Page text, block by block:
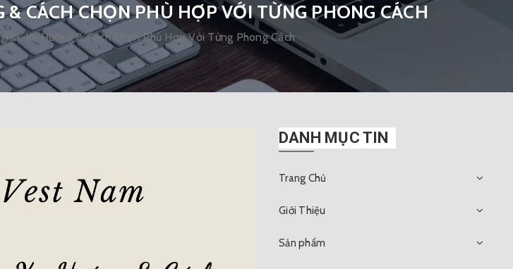
CÁCH CHỌN PHÙ HỢP VỚI TỪNG PHONG CÁCH
Xu Hướng & Cách Chọn Phù Hợp Với Từng Phong Cách
DANH MỤC TIN
Trang Chủ
Giới Thiệu
Sản phẩm